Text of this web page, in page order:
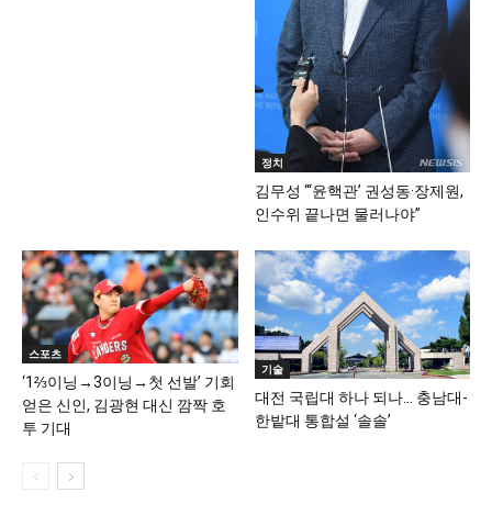
정치
김무성 “‘윤핵관’ 권성동·장제원,
인수위 끝나면 물러나야”
스포츠
‘1⅔이닝→3이닝→첫 선발’ 기회
얻은 신인, 김광현 대신 깜짝 호
투 기대
기술
대전 국립대 하나 되나… 충남대-
한밭대 통합설 ‘솔솔’